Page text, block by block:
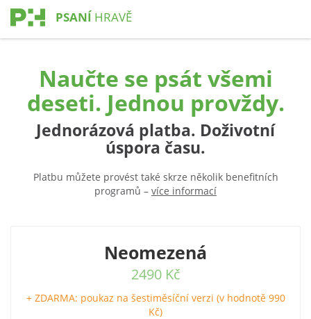
PSANÍ HRAVĚ
Naučte se psát všemi
deseti. Jednou provždy.
Jednorázová platba. Doživotní
úspora času.
Platbu můžete provést také skrze několik benefitních
programů – více informací
Neomezená
2490 Kč
+ ZDARMA: poukaz na šestiměsíční verzi (v hodnotě 990
Kč)